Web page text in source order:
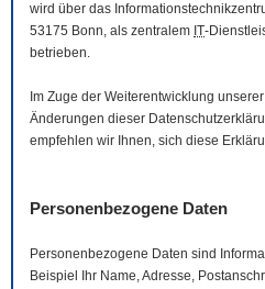
wird über das
53175 Bonn, als zentralem IT-
betrieben.
Im Zuge der Weiterentwicklung
Änderungen dieser
empfehlen wir Ihnen, sich diese
Personenbezogene Daten
Personenbezogene Daten sind
Beispiel Ihr Name, Adresse,